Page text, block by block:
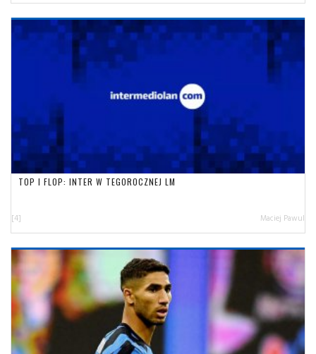
TOP I FLOP: INTER W TEGOROCZNEJ LM
[4] Maciej Pawul